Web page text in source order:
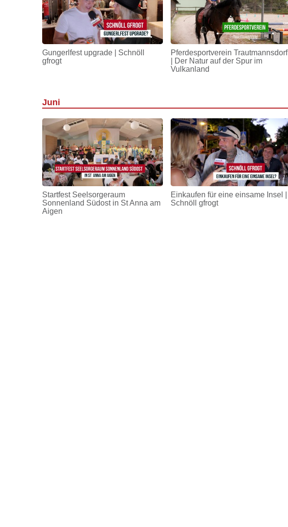
Gungerlfest upgrade | Schnöll
gfrogt
Pferdesportverein Trautmannsdorf
| Der Natur auf der Spur im
Vulkanland
Juni
Startfest Seelsorgeraum
Sonnenland Südost in St Anna am
Aigen
Einkaufen für eine einsame Insel |
Schnöll gfrogt